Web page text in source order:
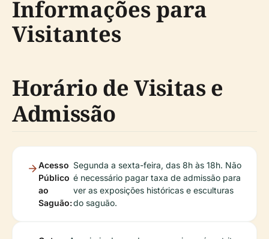
Informações para
Visitantes
Horário de Visitas e
Admissão
Acesso
Público
ao
Saguão:
Segunda a sexta-feira, das 8h às 18h. Não
é necessário pagar taxa de admissão para
ver as exposições históricas e esculturas
do saguão.